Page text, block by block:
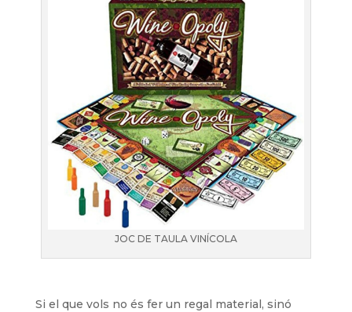
JOC DE TAULA VINÍCOLA
Si el que vols no és fer un regal material, sinó